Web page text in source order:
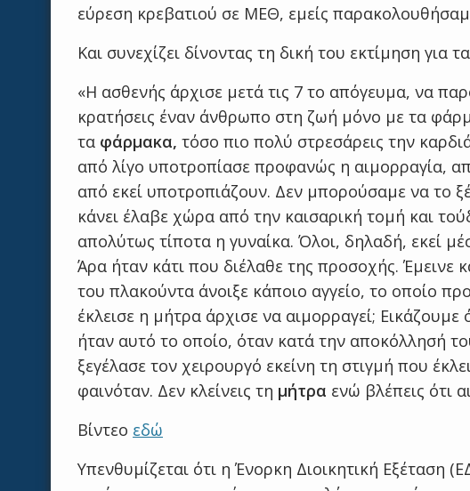
εύρεση κρεβατιού σε ΜΕΘ, εμείς
Και συνεχίζει δίνοντας τη δική του εκτίμηση για
«Η ασθενής άρχισε μετά τις 7 το απόγευμα, να
κρατήσεις έναν άνθρωπο στη ζωή μόνο με τα
τα φάρμακα, τόσο πιο πολύ στρεσάρεις την
από λίγο υποτροπίασε προφανώς η αιμορραγία,
από εκεί υποτροπιάζουν. Δεν μπορούσαμε να το
κάνει έλαβε χώρα από την καισαρική τομή και
απολύτως τίποτα η γυναίκα. Όλοι, δηλαδή, εκεί
Άρα ήταν κάτι που διέλαθε της προσοχής. Έμεινε
του πλακούντα άνoιξε κάποιο αγγείο, το οποίο
έκλεισε η μήτρα άρχισε να αιμορραγεί;
ήταν αυτό το οποίο, όταν κατά την αποκόλλησή
ξεγέλασε τον χειρουργό εκείνη τη στιγμή που
φαινόταν. Δεν κλείνεις τη μήτρα ενώ βλέπεις ότι
Βίντεο εδώ
Υπενθυμίζεται ότι η Ένορκη Διοικητική Εξέταση